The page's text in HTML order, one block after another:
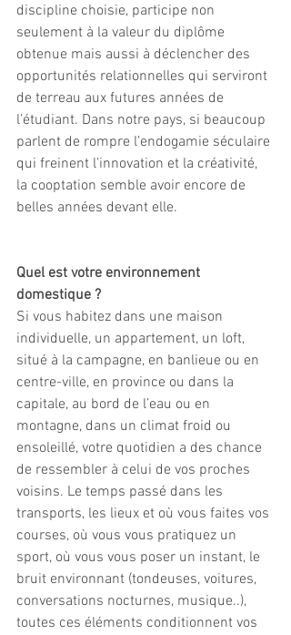
discipline choisie, participe non
seulement à la valeur du diplôme
obtenue mais aussi à déclencher des
opportunités relationnelles qui serviront
de terreau aux futures années de
l’étudiant. Dans notre pays, si beaucoup
parlent de rompre l’endogamie séculaire
qui freinent l’innovation et la créativité,
la cooptation semble avoir encore de
belles années devant elle.
Quel est votre environnement
domestique ?
Si vous habitez dans une maison
individuelle, un appartement, un loft,
situé à la campagne, en banlieue ou en
centre-ville, en province ou dans la
capitale, au bord de l’eau ou en
montagne, dans un climat froid ou
ensoleillé, votre quotidien a des chance
de ressembler à celui de vos proches
voisins. Le temps passé dans les
transports, les lieux et où vous faites vos
courses, où vous vous pratiquez un
sport, où vous vous poser un instant, le
bruit environnant (tondeuses, voitures,
conversations nocturnes, musique..),
toutes ces éléments conditionnent vos